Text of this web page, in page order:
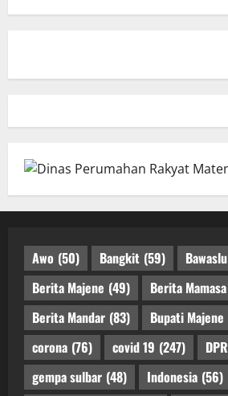
Awo (50) Bangkit (59)
Berita Majene (49) Berita Mamasa
Berita Mandar (83) Bupati Majene
corona (76) covid 19 (247)
gempa sulbar (48) Indonesia (56)